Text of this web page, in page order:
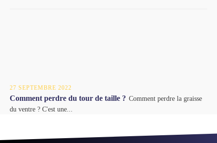
27 SEPTEMBRE 2022
Comment perdre du tour de taille ? Comment perdre la graisse
du ventre ? C'est une...